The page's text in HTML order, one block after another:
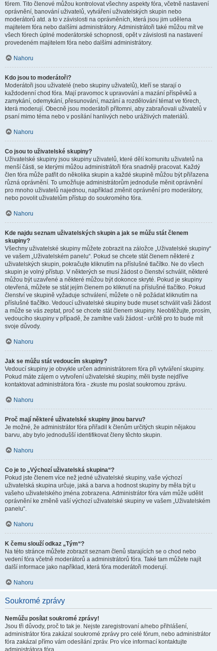
fórem. Tito členové můžou kontrolovat všechny aspekty fóra, včetně nastavení
oprávnění, banování uživatelů, vytváření uživatelských skupin nebo
moderátorů atd. a to v závislosti na oprávněních, která jsou jim udělena
majitelem fóra nebo dalšími administrátory. Administrátoři také můžou mít ve
všech fórech úplné moderátorské schopnosti, opět v závislosti na nastavení
provedeném majitelem fóra nebo dalšími administrátory.
Nahoru
Kdo jsou to moderátoři?
Moderátoři jsou uživatelé (nebo skupiny uživatelů), kteří se starají o
každodenní chod fóra. Mají pravomoc k upravování a mazání příspěvků a
zamykání, odemykání, přesunování, mazání a rozdělování témat ve fórech,
která moderují. Obecně jsou moderátoři přítomni, aby zabraňovali uživatelů v
psaní mimo téma nebo v posílání hanlivých nebo urážlivých materiálů.
Nahoru
Co jsou to uživatelské skupiny?
Uživatelské skupiny jsou skupiny uživatelů, které dělí komunitu uživatelů na
menší části, se kterými můžou administrátoři fóra snadněji pracovat. Každý
člen fóra může patřit do několika skupin a každé skupině můžou být přiřazena
různá oprávnění. To umožňuje administrátorům jednoduše měnit oprávnění
pro mnoho uživatelů najednou, například změnit oprávnění pro moderátory,
nebo povolit uživatelům přístup do soukromého fóra.
Nahoru
Kde najdu seznam uživatelských skupin a jak se můžu stát členem
skupiny?
Všechny uživatelské skupiny můžete zobrazit na záložce „Uživatelské skupiny“
ve vašem „Uživatelském panelu“. Pokud se chcete stát členem některé z
uživatelských skupin, pokračujte kliknutím na příslušné tlačítko. Ne do všech
skupin je volný přístup. V některých se musí žádost o členství schválit, některé
můžou být uzavřené a některé můžou být dokonce skryté. Pokud je skupiny
otevřená, můžete se stát jejím členem po kliknutí na příslušné tlačítko. Pokud
členství ve skupině vyžaduje schválení, můžete o ně požádat kliknutím na
příslušné tlačítko. Vedoucí uživatelské skupiny bude muset schválit vaši žádost
a může se vás zeptat, proč se chcete stát členem skupiny. Neobtěžujte, prosím,
vedoucího skupiny v případě, že zamítne vaši žádost - určitě pro to bude mít
svoje důvody.
Nahoru
Jak se můžu stát vedoucím skupiny?
Vedoucí skupiny je obvykle určen administrátorem fóra při vytváření skupiny.
Pokud máte zájem o vytvoření uživatelské skupiny, měli byste nejdříve
kontaktovat administrátora fóra - zkuste mu poslat soukromou zprávu.
Nahoru
Proč mají některé uživatelské skupiny jinou barvu?
Je možné, že administrátor fóra přiřadil k členům určitých skupin nějakou
barvu, aby bylo jednodušší identifikovat členy těchto skupin.
Nahoru
Co je to „Výchozí uživatelská skupina“?
Pokud jste členem více než jedné uživatelské skupiny, vaše výchozí
uživatelská skupina určuje, jaká a barva a hodnost skupiny by měla být u
vašeho uživatelského jména zobrazena. Administrátor fóra vám může udělit
oprávnění ke změně vaší výchozí uživatelské skupiny ve vašem „Uživatelském
panelu“.
Nahoru
K čemu slouží odkaz „Tým“?
Na této stránce můžete zobrazit seznam členů starajících se o chod nebo
vedení fóra včetně moderátorů a administrátorů fóra. Také tam můžete najít
další informace jako například, která fóra moderátoři moderují.
Nahoru
Soukromé zprávy
Nemůžu posílat soukromé zprávy!
Jsou tři důvody, proč to tak je. Nejste zaregistrovaní a/nebo přihlášení,
administrátor fóra zakázal soukromé zprávy pro celé fórum, nebo administrátor
fóra zakázal přímo vám odesílání zpráv. Pro více informací kontaktujte
administrátora fóra.